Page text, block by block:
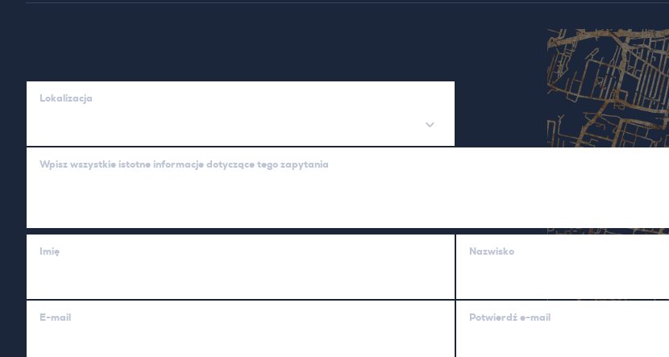
Lokalizacja
Wpisz wszystkie istotne informacje dotyczące tego zapytania
Imię Nazwisko
E-mail Potwierdź e-mail